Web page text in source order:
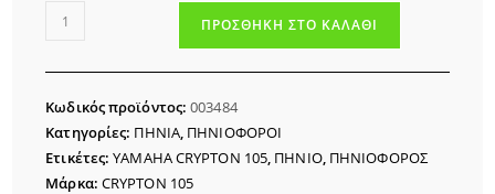
ΠΗΝΙΟΦΟΡΟΣ
CRYPTON
105
ποσότητα
ΠΡΟΣΘΉΚΗ ΣΤΟ ΚΑΛΆΘΙ
Κωδικός προϊόντος:003484
Κατηγορίες: ΠΗΝΙΑ, ΠΗΝΙΟΦΟΡΟΙ
Ετικέτες:YAMAHA CRYPTON 105, ΠΗΝΙΟ, ΠΗΝΙΟΦΟΡΟΣ
Μάρκα: CRYPTON 105